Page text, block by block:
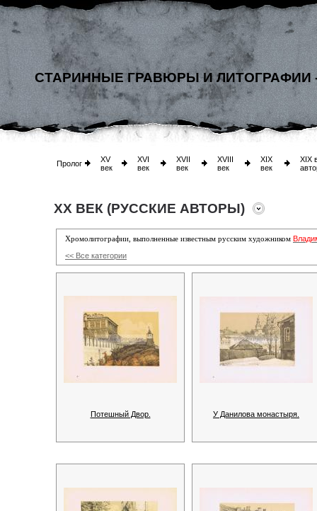
СТАРИННЫЕ ГРАВЮРЫ И ЛИТОГРАФИИ
Пролог
XV
век
XVI
век
XVII
век
XVIII
век
XIX
век
XIX
XX ВЕК (РУССКИЕ АВТОРЫ)
Хромолитографии, выполненные известным русским художником
<< Все категории
Потешный Двор. У Данилова монастыря.